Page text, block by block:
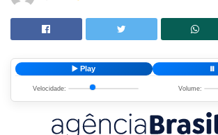
▶️ Play ⏸️
Velocidade: Volume: